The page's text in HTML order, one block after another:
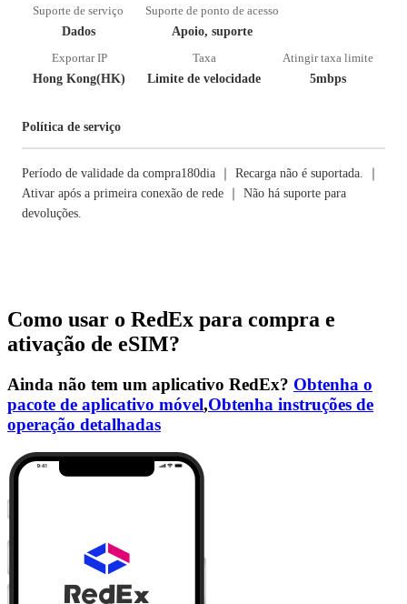
Suporte de serviço
Dados
Suporte de ponto de acesso
Apoio, suporte
Exportar IP
Hong Kong(HK)
Taxa
Limite de velocidade
Atingir taxa limite
5mbps
Política de serviço
Período de validade da compra180dia ｜ Recarga não é suportada. ｜
Ativar após a primeira conexão de rede ｜ Não há suporte para
devoluções.
Como usar o RedEx para compra e
ativação de eSIM?
Ainda não tem um aplicativo RedEx? Obtenha o
pacote de aplicativo móvel,Obtenha instruções de
operação detalhadas